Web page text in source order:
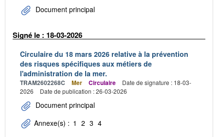
Document principal
Signé le : 18-03-2026
Circulaire du 18 mars 2026 relative à la prévention
des risques spécifiques aux métiers de
l'administration de la mer.
TRAM2602268C Mer Circulaire
Date de signature : 18-03-
2026
Date de publication : 26-03-2026
Document principal
Annexe(s) : 1 2 3 4